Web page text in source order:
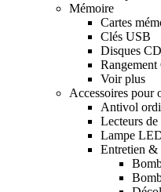
Mémoire
Cartes
Clés USB
Disques
Voir plus
Accessoires pour
Antivol
Lecteurs de
Lampe
Entretien &